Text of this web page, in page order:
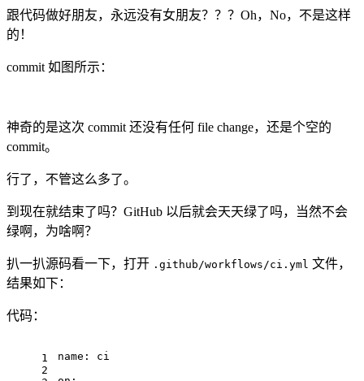
跟代码做好朋友，永远没有女朋友？？？Oh，No，不是这样
的！
commit 如图所示：
神奇的是这次 commit 还没有任何 file change，还是个空的
commit。
行了，不管这么多了。
到现在就结束了吗？GitHub 以后就会天天绿了吗，当然不会
绿啊，为啥啊？
扒一扒源码看一下，打开 .github/workflows/ci.yml 文件，
结果如下：
代码：
1
2
name:
ci